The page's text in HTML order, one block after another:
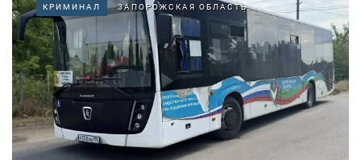
КРИМИНАЛ ЗАПОРОЖСКАЯ ОБЛАСТЬ